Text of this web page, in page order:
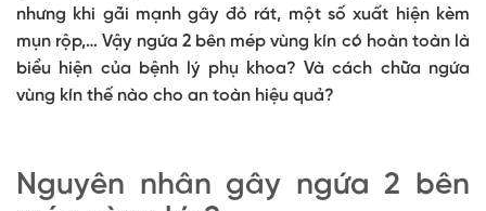
nhưng khi gãi mạnh gây đỏ rát, một số xuất hiện kèm
mụn rộp,… Vậy ngứa 2 bên mép vùng kín có hoàn toàn là
biểu hiện của bệnh lý phụ khoa? Và cách chữa ngứa
vùng kín thế nào cho an toàn hiệu quả?
Nguyên nhân gây ngứa 2 bên